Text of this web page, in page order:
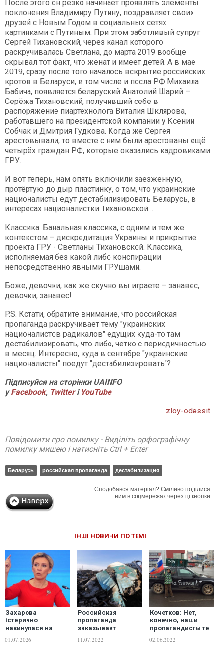
После этого он резко начинает проявлять элементы
поклонения Владимиру Путину, поздравляет своих
друзей с Новым Годом в социальных сетях
картинками с Путиным. При этом заботливый супруг
Сергей Тихановский, через канал которого
раскручивалась Светлана, до марта 2019 вообще
скрывал тот факт, что женат и имеет детей. А в мае
2019, сразу после того началось вскрытие российских
кротов в Беларуси, в том числе и посла РФ Михаила
Бабича, появляется беларуский Анатолий Шарий –
Серёжа Тихановский, получивший себе в
распоряжение пиартехнолога Виталия Шклярова,
работавшего на президентской компании у Ксении
Собчак и Дмитрия Гудкова. Когда же Сергея
арестовывали, то вместе с ним были арестованы ещё
четырёх граждан РФ, которые оказались кадровиками
ГРУ.
И вот теперь, нам опять включили заезженную,
протёртую до дыр пластинку, о том, что украинские
националисты едут дестабилизировать Беларусь, в
интересах националистки Тихановской…
Классика. Банальная классика, с одним и тем же
контекстом – дискредитация Украины и прикрытие
проекта ГРУ - Светланы Тихановской. Классика,
исполняемая без какой либо конспирации
непосредственно явными ГРУшами.
Боже, девочки, как же скучно вы играете – занавес,
девочки, занавес!
P.S. Кстати, обратите внимание, что российская
пропаганда раскручивает тему "украинских
националистов радикалов" едущих куда-то там
дестабилизировать, что либо, четко с периодичностью
в месяц. Интересно, куда в сентябре "украинские
националисты" поедут "дестабилизировать"?
Підписуйся на сторінки UAINFO
уFacebook, Twitterі YouTube
zloy-odessit
Повідомити про помилку - Виділіть орфографічну
помилку мишею і натисніть Ctrl + Enter
Беларусь российская пропаганда дестабилизация
Сподобався матеріал? Сміливо поділися
ним в соцмережах через ці кнопки
ІНШІ НОВИНИ ПО ТЕМІ
Захарова
істерично
накинулася на
біженців за
01.07.2026
Российская
пропаганда
заказывает
Су-34 в "западных"
11.07.2022
Кочетков: Нет,
конечно, наши
пропагандисты те
рашисты...
02.06.2022